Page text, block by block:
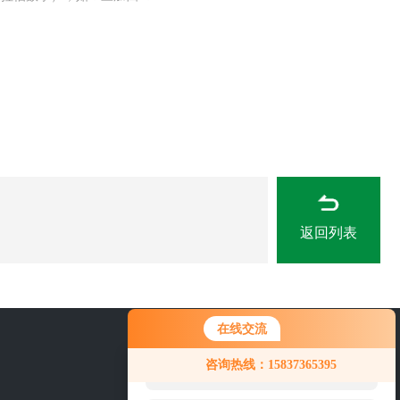
在线交流
咨询热线：15837365395
您好！欢迎前来咨询，很高兴为您
服务，请问您要咨询什么问题呢？
返回列表
15837365395